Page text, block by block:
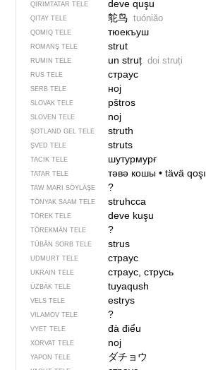
QIRIMTATAR TELE deve quşu
QITAY TELE 鸵鸟 tuóniǎo
QOMIQ TELE тюекъуш
ROMANŞ TELE strut
RUMIN TELE un struț doi struți
RUS TELE страус
SERB TELE ној
SLOVAK TELE pštros
SLOVEN TELE noj
ŞOTLAND GEL TELE struth
ŞVED TELE struts
TACIK TELE шутурмурғ
TATAR TELE тәвә кошы• tävä qoşı
TAW MARI SÖYLÄŞE ?
TÖNYAK SAAM TELE struhcca
TÖREK TELE deve kuşu
TÖREKMÄN TELE ?
TÜBÄN SORB TELE strus
UDMURT TELE страус
UKRAIN TELE страус, струсь
ÜZBÄK TELE tuyaqush
VELS TELE estrys
VILAMOV TELE ?
VYET TELE đà điểu
XORVAT TELE noj
YAPON TELE ダチョウ